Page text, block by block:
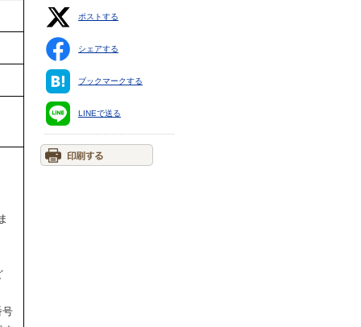
号
ポストする
シェアする
ブックマークする
LINEで送る